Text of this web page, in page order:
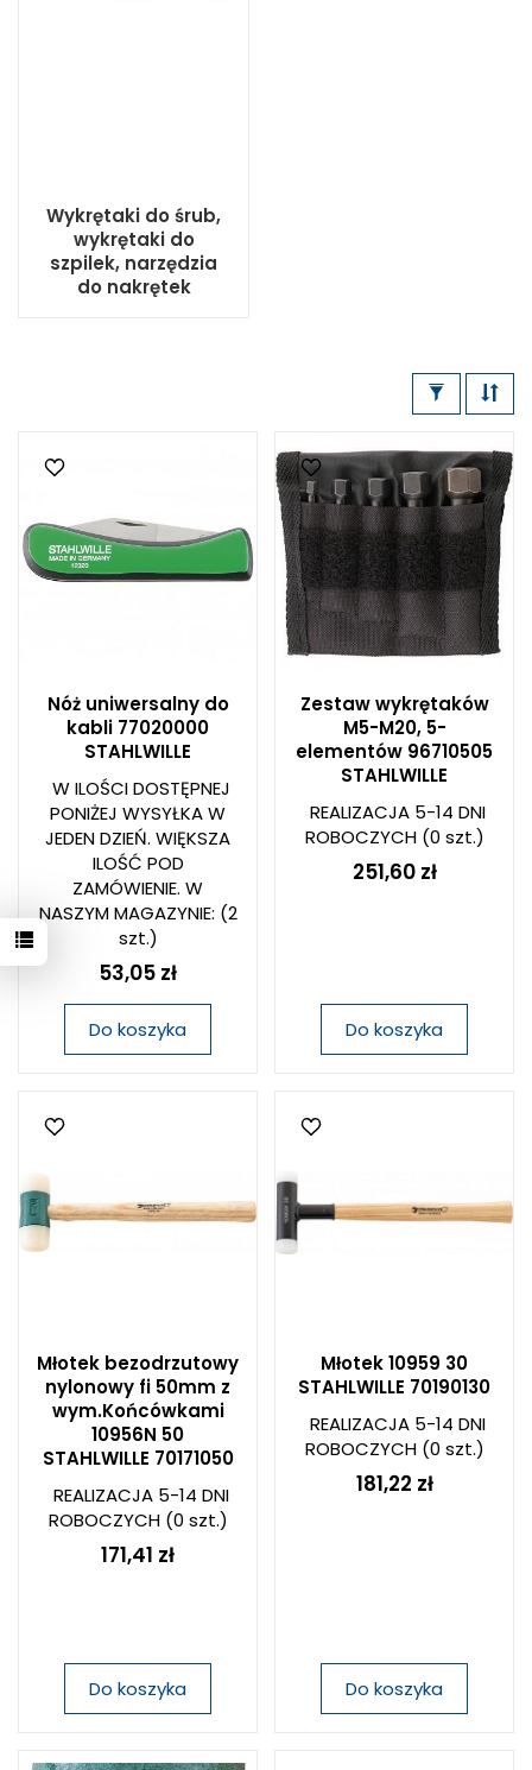
Wykrętaki do śrub,
wykrętaki do
szpilek, narzędzia
do nakrętek
Nóż uniwersalny do
kabli 77020000
STAHLWILLE
W ILOŚCI DOSTĘPNEJ
PONIŻEJ WYSYŁKA W
JEDEN DZIEŃ. WIĘKSZA
ILOŚĆ POD
ZAMÓWIENIE. W
NASZYM MAGAZYNIE: (2
szt.)
53,05 zł
Do koszyka
Zestaw wykrętaków
M5-M20, 5-
elementów 96710505
STAHLWILLE
REALIZACJA 5-14 DNI
ROBOCZYCH(0 szt.)
251,60 zł
Do koszyka
Młotek bezodrzutowy
nylonowy fi 50mm z
wym.Końcówkami
10956N 50
STAHLWILLE 70171050
REALIZACJA 5-14 DNI
ROBOCZYCH(0 szt.)
171,41 zł
Do koszyka
Młotek 10959 30
STAHLWILLE 70190130
REALIZACJA 5-14 DNI
ROBOCZYCH(0 szt.)
181,22 zł
Do koszyka